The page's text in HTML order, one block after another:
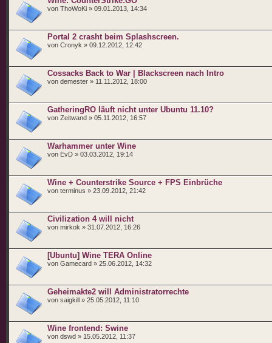
von ThoWoKi » 09.01.2013, 14:34
Portal 2 crasht beim Splashscreen.
von Cronyk » 09.12.2012, 12:42
Cossacks Back to War | Blackscreen nach Intro
von demester » 11.11.2012, 18:00
GatheringRO läuft nicht unter Ubuntu 11.10?
von Zeitwand » 05.11.2012, 16:57
Warhammer unter Wine
von EvD » 03.03.2012, 19:14
Wine + Counterstrike Source + FPS Einbrüche
von terminus » 23.09.2012, 21:42
Civilization 4 will nicht
von mirkok » 31.07.2012, 16:26
[Ubuntu] Wine TERA Online
von Gamecard » 25.06.2012, 14:32
Geheimakte2 will Administratorrechte
von saigkill » 25.05.2012, 11:10
Wine frontend: Swine
von dswd » 15.05.2012, 11:37